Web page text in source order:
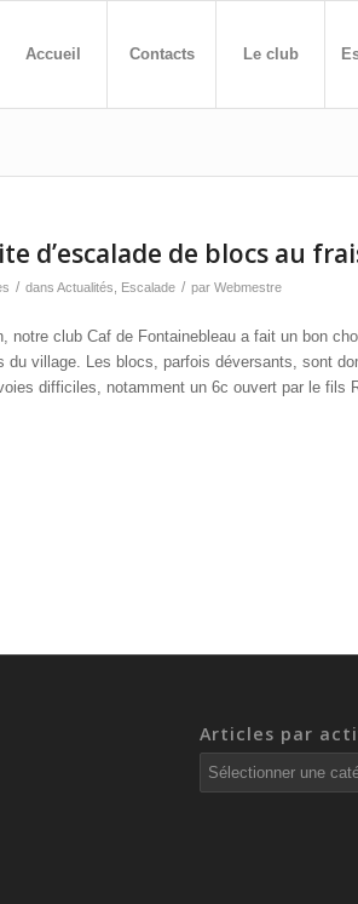
Accueil Contacts Le club
d’escalade de blocs au
/ dans Actualités Escalade / par Webmestre
notre club Caf de Fontainebleau a fait un bon
du village. Les blocs, parfois déversants, sont
difficiles, notamment un 6c ouvert par le fils
Articles par
Articles
par